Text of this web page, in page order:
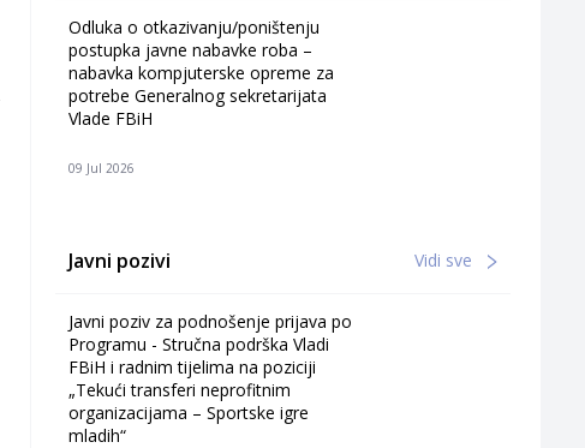
Odluka o otkazivanju/poništenju
postupka javne nabavke roba –
nabavka kompjuterske opreme za
potrebe Generalnog sekretarijata
Vlade FBiH
09 Jul 2026
Javni pozivi Vidi sve
Javni poziv za podnošenje prijava po
Programu - Stručna podrška Vladi
FBiH i radnim tijelima na poziciji
„Tekući transferi neprofitnim
organizacijama – Sportske igre
mladih“